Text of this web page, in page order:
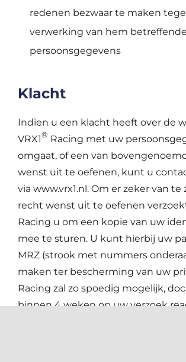
redenen bezwaar te maken
verwerking van hem betreffende
persoonsgegevens
Klacht
Indien u een klacht heeft over de
VRX1® Racing met uw
omgaat, of een van
wenst uit te oefenen, kunt u
via www.vrx1.nl. Om er zeker van
recht wenst uit te oefenen verzoekt
Racing u om een kopie van uw
mee te sturen. U kunt hierbij uw
MRZ (strook met nummers
maken ter bescherming van uw
Racing zal zo spoedig mogelijk,
binnen 4 weken op uw verzoek